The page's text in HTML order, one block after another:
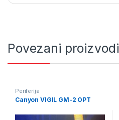
Povezani proizvodi
Periferija
Canyon VIGIL GM-2 OPT